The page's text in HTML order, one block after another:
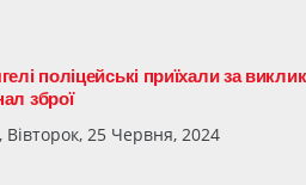
поліцейські приїхали за
зброї
Вівторок, 25 Червня, 2024